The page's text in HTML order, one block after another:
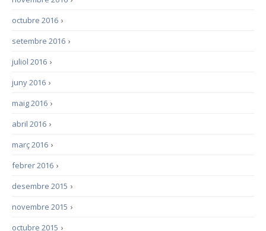
›
octubre 2016
›
setembre 2016
›
juliol 2016
›
juny 2016
›
maig 2016
›
abril 2016
›
març 2016
›
febrer 2016
›
desembre 2015
›
novembre 2015
›
octubre 2015